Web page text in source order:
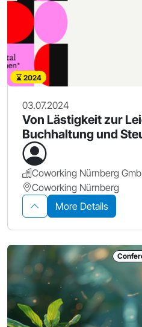
2024
03.07.2024
Von Lästigkeit zur
Buchhaltung und
Coworking Nürnberg
Coworking Nürnberg
More Details